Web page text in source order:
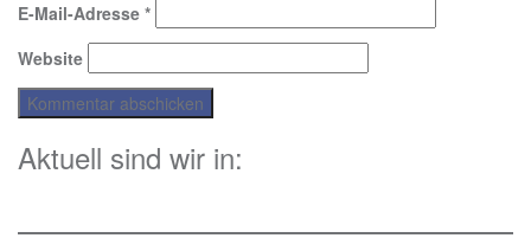
E-Mail-Adresse *
Website
Aktuell sind wir in: